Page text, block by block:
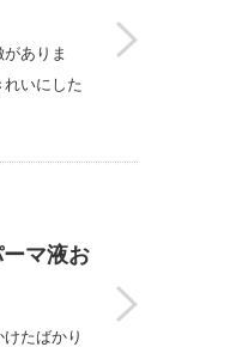
ありま
いにした
マ液お
たばかり